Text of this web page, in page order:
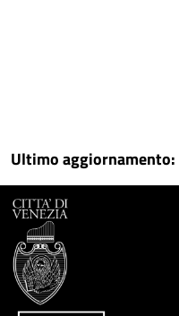
Ultimo aggiornamento: